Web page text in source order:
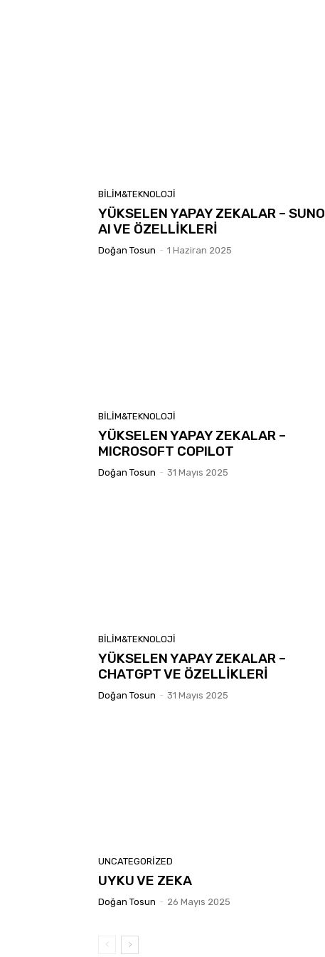
BILIM&TEKNOLOJI
YÜKSELEN YAPAY ZEKALAR – SUNO
AI VE ÖZELLİKLERİ
Doğan Tosun - 1 Haziran 2025
BILIM&TEKNOLOJI
YÜKSELEN YAPAY ZEKALAR –
MICROSOFT COPILOT
Doğan Tosun - 31 Mayıs 2025
BILIM&TEKNOLOJI
YÜKSELEN YAPAY ZEKALAR –
CHATGPT VE ÖZELLİKLERİ
Doğan Tosun - 31 Mayıs 2025
UNCATEGORIZED
UYKU VE ZEKA
Doğan Tosun - 26 Mayıs 2025